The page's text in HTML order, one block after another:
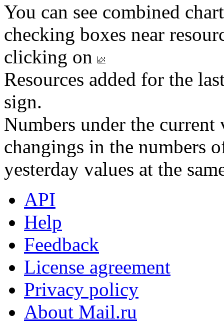
You can see combined
checking boxes near
clicking on
Resources added for the
sign.
Numbers under the
changings in the numbers
yesterday values at the
API
Help
Feedback
License agreement
Privacy policy
About Mail.ru